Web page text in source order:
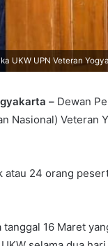
UKW UPN Veteran
– Dewan
Nasional) Veteran
atau 24 orang
16 Maret